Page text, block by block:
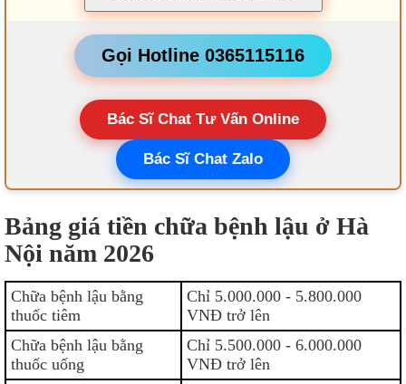
Gọi Hotline 0365115116
Bác Sĩ Chat Tư Vấn Online
Bác Sĩ Chat Zalo
Bảng giá tiền chữa bệnh lậu ở Hà
Nội năm 2026
Chữa bệnh lậu bằng
thuốc tiêm
Chỉ 5.000.000 - 5.800.000
VNĐ trở lên
Chữa bệnh lậu bằng
thuốc uống
Chỉ 5.500.000 - 6.000.000
VNĐ trở lên